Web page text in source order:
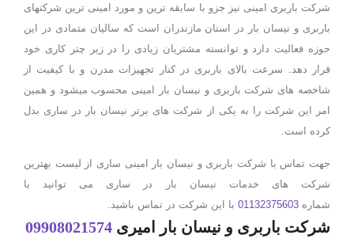
شرکت باربری امینی نیز جزو با سابقه ترین و مورد امینی ترین شرکتهای
باربری و نیسان بار در استان مازندران است که سالیان متمادی در این
حوزه فعالیت دارد و توانسته مشتریان زیادی را در زیر چتر کاری خود
قرار دهد. سرعت بالای باربری در کنار تجهیزات مدرن و با کیفیت از
شاخصه های شرکت باربری و نیسان بار امینی محسوب میشود و همین
امر این شرکت را به یکی از شرکت های برتر نیسان بار در ساری بدل
کرده است.
جهت تماس با شرکت باربری و نیسان بار امینی ساری از لیست بهترین
شرکت های خدمات نیسان بار در ساری می توانید با
شماره 01132375603 با این شرکت در تماس باشید.
شرکت باربری و نیسان بار امیری 09908021574